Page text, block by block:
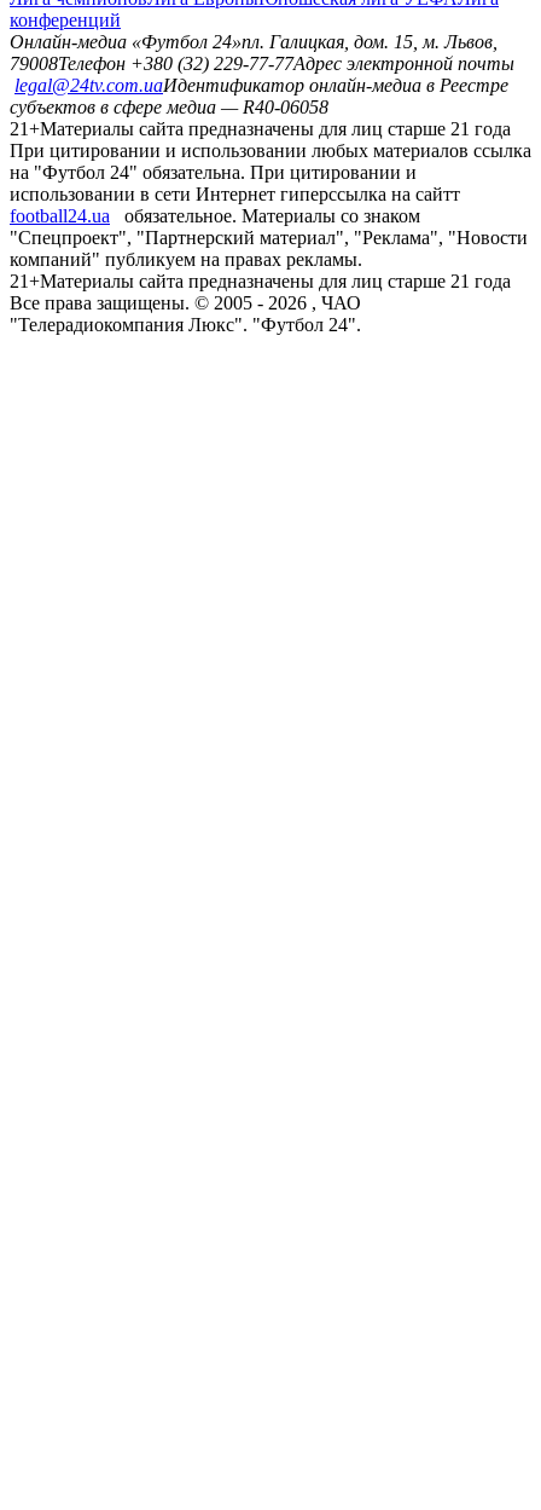
конференций
Онлайн-медиа «Футбол 24»пл. Галицкая, дом. 15, м. Львов,
79008Телефон +380 (32) 229-77-77Адрес электронной почты
legal@24tv.com.uaИдентификатор онлайн-медиа в Реестре
субъектов в сфере медиа — R40-06058
21+Материалы сайта предназначены для лиц старше 21 года
При цитировании и использовании любых материалов ссылка
на "Футбол 24" обязательна. При цитировании и
использовании в сети Интернет гиперссылка на сайтт
football24.ua
обязательное. Материалы со знаком
"Спецпроект", "Партнерский материал", "Реклама", "Новости
компаний" публикуем на правах рекламы.
21+Материалы сайта предназначены для лиц старше 21 года
Все права защищены. © 2005 - 2026 , ЧАО
"Телерадиокомпания Люкс". "Футбол 24".